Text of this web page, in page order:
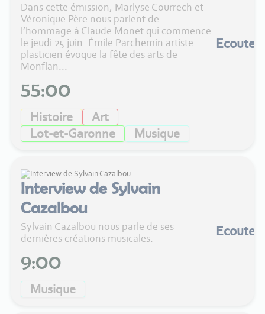
Dans cette émission, Marlyse Courrech et
Véronique Père nous parlent de
l’hommage à Claude Monet qui commence
le jeudi 25 juin. Émile Parchemin artiste
plasticien évoque la fête des arts de
Monflan...
55:00
Histoire
Art
Lot-et-Garonne
Musique
Ecouter
Interview de Sylvain
Cazalbou
Sylvain Cazalbou nous parle de ses
dernières créations musicales.
9:00
Musique
Ecouter